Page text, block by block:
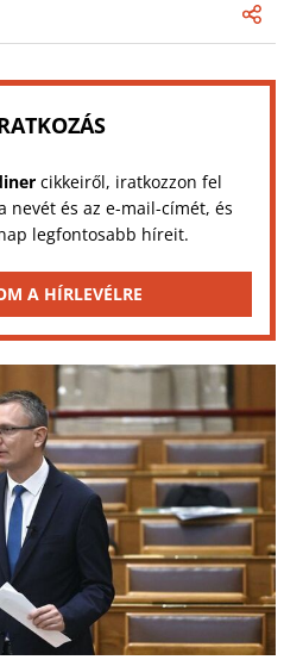
cikkeiről, iratkozzon fel
nevét és az e-mail-címét, és
legfontosabb híreit.
A HÍRLEVÉLRE